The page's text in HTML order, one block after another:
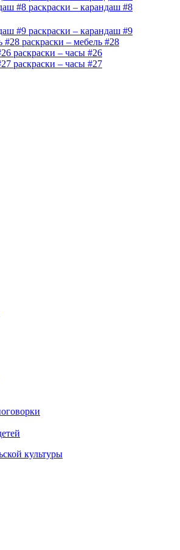
раскраски – карандаш #8
раскраски – карандаш #9
раскраски – мебель #28
раскраски – часы #26
раскраски – часы #27
культуры